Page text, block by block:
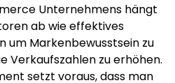
Unternehmens hängt
ab wie effektives
um Markenbewusstsein zu
Verkaufszahlen zu erhöhen.
setzt voraus, dass man